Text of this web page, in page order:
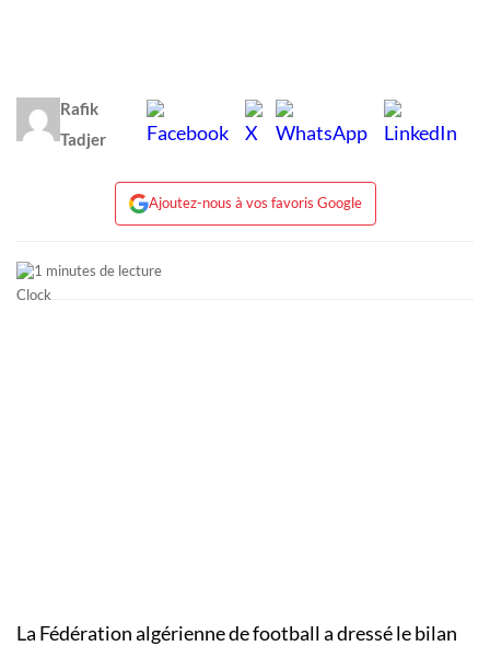
Rafik
Tadjer
Ajoutez-nous à vos favoris Google
1 minutes de lecture
La Fédération algérienne de football a dressé le bilan